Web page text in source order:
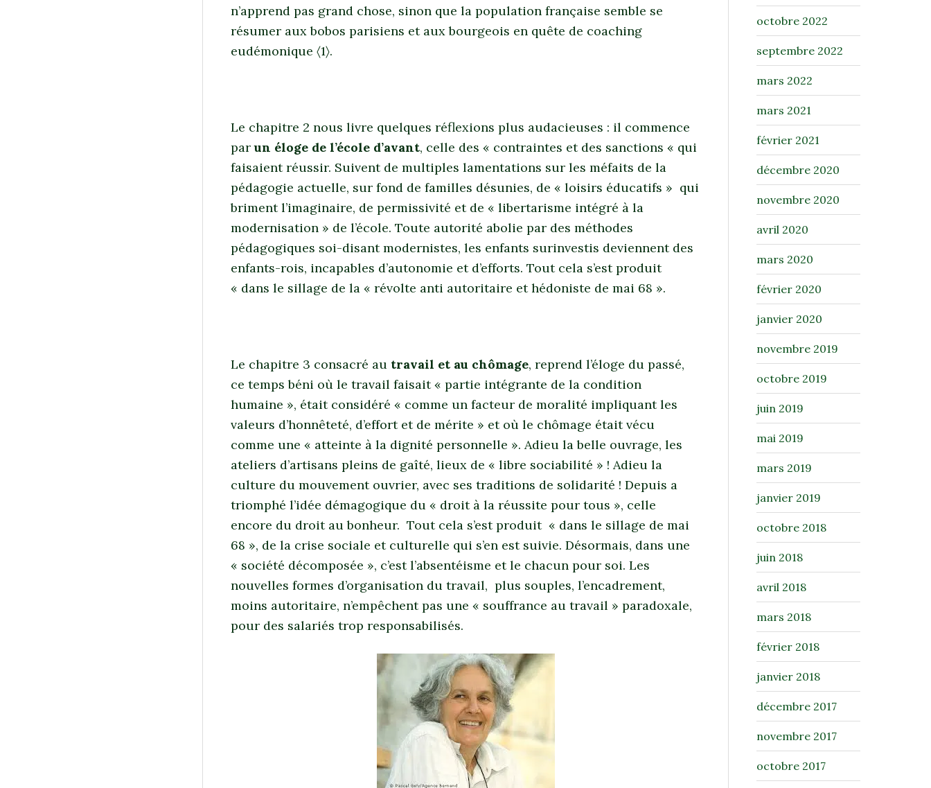
n’apprend pas grand chose, sinon que la population française semble se
résumer aux bobos parisiens et aux bourgeois en quête de coaching
eudémonique 〈1〉.
Le chapitre 2 nous livre quelques réflexions plus audacieuses : il commence
parun éloge de l’école d’avant, celle des « contraintes et des sanctions « qui
faisaient réussir. Suivent de multiples lamentations sur les méfaits de la
pédagogie actuelle, sur fond de familles désunies, de « loisirs éducatifs » qui
briment l’imaginaire, de permissivité et de « libertarisme intégré à la
modernisation » de l’école. Toute autorité abolie par des méthodes
pédagogiques soi-disant modernistes, les enfants surinvestis deviennent des
enfants-rois, incapables d’autonomie et d’efforts. Tout cela s’est produit
« dans le sillage de la « révolte anti autoritaire et hédoniste de mai 68 ».
Le chapitre 3 consacré au travail et au chômage, reprend l’éloge du passé,
ce temps béni où le travail faisait « partie intégrante de la condition
humaine », était considéré « comme un facteur de moralité impliquant les
valeurs d’honnêteté, d’effort et de mérite » et où le chômage était vécu
comme une « atteinte à la dignité personnelle ». Adieu la belle ouvrage, les
ateliers d’artisans pleins de gaîté, lieux de « libre sociabilité » ! Adieu la
culture du mouvement ouvrier, avec ses traditions de solidarité ! Depuis a
triomphé l’idée démagogique du « droit à la réussite pour tous », celle
encore du droit au bonheur. Tout cela s’est produit « dans le sillage de mai
68 », de la crise sociale et culturelle qui s’en est suivie. Désormais, dans une
« société décomposée », c’est l’absentéisme et le chacun pour soi. Les
nouvelles formes d’organisation du travail, plus souples, l’encadrement,
moins autoritaire, n’empêchent pas une « souffrance au travail » paradoxale,
pour des salariés trop responsabilisés.
octobre 2022
septembre 2022
mars 2022
mars 2021
février 2021
décembre 2020
novembre 2020
avril 2020
mars 2020
février 2020
janvier 2020
novembre 2019
octobre 2019
juin 2019
mai 2019
mars 2019
janvier 2019
octobre 2018
juin 2018
avril 2018
mars 2018
février 2018
janvier 2018
décembre 2017
novembre 2017
octobre 2017